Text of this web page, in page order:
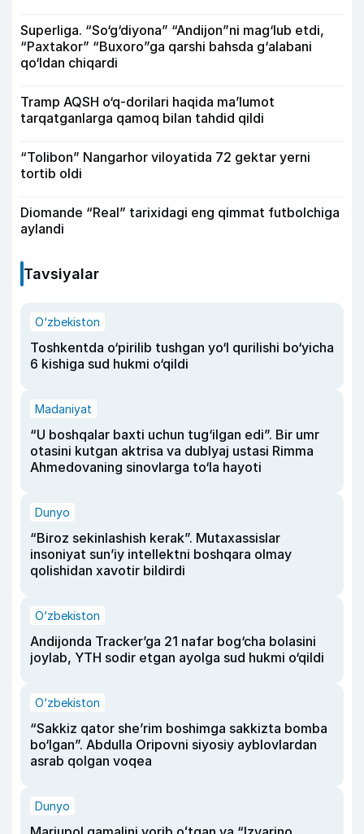
Superliga. “So‘g‘diyona” “Andijon”ni mag‘lub etdi,
“Paxtakor” “Buxoro”ga qarshi bahsda g‘alabani
qo‘ldan chiqardi
Tramp AQSH o‘q-dorilari haqida ma’lumot
tarqatganlarga qamoq bilan tahdid qildi
“Tolibon” Nangarhor viloyatida 72 gektar yerni
tortib oldi
Diomande “Real” tarixidagi eng qimmat futbolchiga
aylandi
Tavsiyalar
O‘zbekiston
Toshkentda o‘pirilib tushgan yo‘l qurilishi bo‘yicha
6 kishiga sud hukmi o‘qildi
Madaniyat
“U boshqalar baxti uchun tug‘ilgan edi”. Bir umr
otasini kutgan aktrisa va dublyaj ustasi Rimma
Ahmedovaning sinovlarga to‘la hayoti
Dunyo
“Biroz sekinlashish kerak”. Mutaxassislar
insoniyat sun’iy intellektni boshqara olmay
qolishidan xavotir bildirdi
O‘zbekiston
Andijonda Tracker’ga 21 nafar bog‘cha bolasini
joylab, YTH sodir etgan ayolga sud hukmi o‘qildi
O‘zbekiston
“Sakkiz qator she’rim boshimga sakkizta bomba
bo‘lgan”. Abdulla Oripovni siyosiy ayblovlardan
asrab qolgan voqea
Dunyo